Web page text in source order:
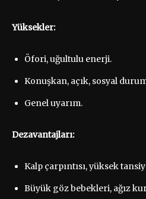
Yüksekler:
Öfori, uğultulu enerji.
Konuşkan, açık, sosyal
Genel uyarım.
Dezavantajları:
Kalp çarpıntısı, yüksek
Büyük göz bebekleri, ağız